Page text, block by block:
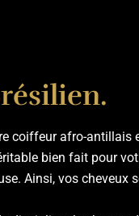
coiffeur afro-
bien fait pour
Ainsi, vos